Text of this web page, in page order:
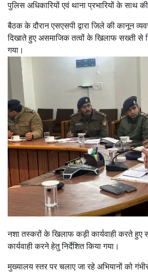
पुलिस अधिकारियों एवं थाना प्रभारियों के साथ
बैठक के दौरान एसएसपी द्वारा जिले की कानून
दिखाते हुए असमाजिक तत्वों के खिलाफ सख्ती से
गया।
नशा तस्करों के खिलाफ कड़ी कार्यवाही करते हुए
कार्यवाही करने हेतु निर्देशित किया गया।
मुख्यालय स्तर पर चलाए जा रहे अभियानों को